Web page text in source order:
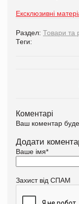
Ексклюзивні
Раздел: Товари та
Теги:
Коментарі
Ваш коментар
Додати
Ваше імя*
Захист від СПАМ